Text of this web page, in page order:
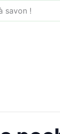
savon !